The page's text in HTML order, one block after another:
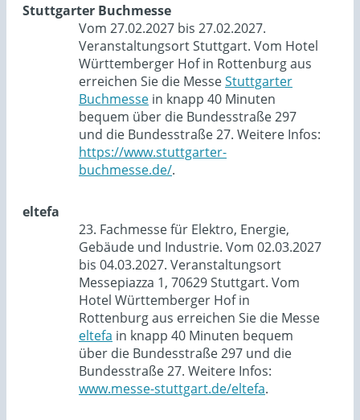
Stuttgarter Buchmesse
Vom 27.02.2027 bis 27.02.2027.
Veranstaltungsort Stuttgart. Vom Hotel
Württemberger Hof in Rottenburg aus
erreichen Sie die MesseStuttgarter
Buchmesse in knapp 40 Minuten
bequem über die Bundesstraße 297
und die Bundesstraße 27. Weitere Infos:
https://www.stuttgarter-
buchmesse.de/.
eltefa
23. Fachmesse für Elektro, Energie,
Gebäude und Industrie. Vom 02.03.2027
bis 04.03.2027. Veranstaltungsort
Messepiazza 1, 70629 Stuttgart. Vom
Hotel Württemberger Hof in
Rottenburg aus erreichen Sie die Messe
eltefa in knapp 40 Minuten bequem
über die Bundesstraße 297 und die
Bundesstraße 27. Weitere Infos:
www.messe-stuttgart.de/eltefa.